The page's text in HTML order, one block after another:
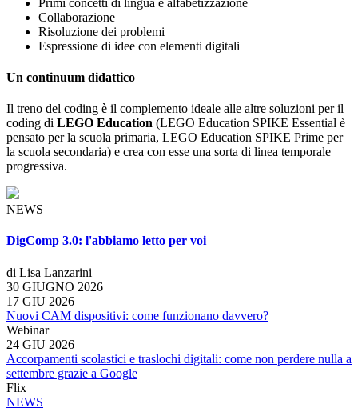
Collaborazione
Risoluzione dei problemi
Espressione di idee con elementi digitali
Un continuum didattico
Il treno del coding è il complemento ideale alle altre soluzioni per il
coding di LEGO Education (LEGO Education SPIKE Essential è
pensato per la scuola primaria, LEGO Education SPIKE Prime per
la scuola secondaria) e crea con esse una sorta di linea temporale
progressiva.
NEWS
DigComp 3.0: l'abbiamo letto per voi
di Lisa Lanzarini
30 GIUGNO 2026
17 GIU 2026
Nuovi CAM dispositivi: come funzionano davvero?
Webinar
24 GIU 2026
Accorpamenti scolastici e traslochi digitali: come non perdere nulla a
settembre grazie a Google
Flix
NEWS